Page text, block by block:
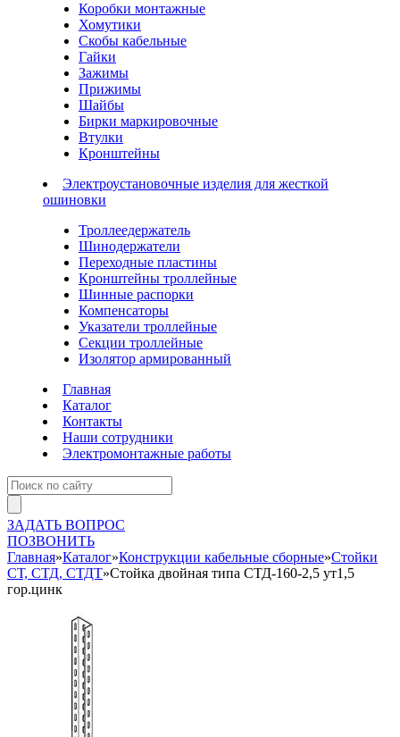
Коробки монтажные
Хомутики
Скобы кабельные
Гайки
Зажимы
Прижимы
Шайбы
Бирки маркировочные
Втулки
Кронштейны
Электроустановочные изделия для жесткой
ошиновки
Троллеедержатель
Шинодержатели
Переходные пластины
Кронштейны троллейные
Шинные распорки
Компенсаторы
Указатели троллейные
Секции троллейные
Изолятор армированный
Главная
Каталог
Контакты
Наши сотрудники
Электромонтажные работы
ЗАДАТЬ ВОПРОС
ПОЗВОНИТЬ
Главная»Каталог»Конструкции кабельные сборные»Стойки
СТ, СТД, СТДТ»Стойка двойная типа СТД-160-2,5 ут1,5
гор.цинк